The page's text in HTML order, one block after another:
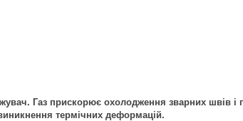
Газ прискорює охолодження зварних швів і
термічних деформацій.